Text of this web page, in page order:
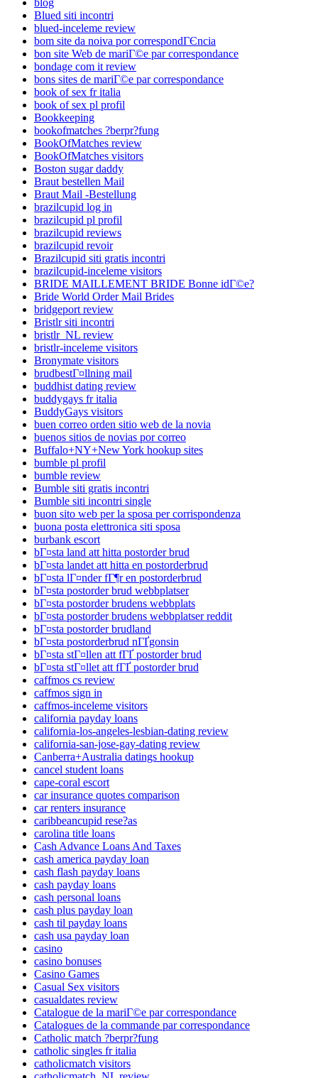
Blued siti incontri
blued-inceleme review
bom site da noiva por correspondГЄncia
bon site Web de mariГ©e par correspondance
bondage com it review
bons sites de mariГ©e par correspondance
book of sex fr italia
book of sex pl profil
Bookkeeping
bookofmatches ?berpr?fung
BookOfMatches review
BookOfMatches visitors
Boston sugar daddy
Braut bestellen Mail
Braut Mail -Bestellung
brazilcupid log in
brazilcupid pl profil
brazilcupid reviews
brazilcupid revoir
Brazilcupid siti gratis incontri
brazilcupid-inceleme visitors
BRIDE MAILLEMENT BRIDE Bonne idГ©e?
Bride World Order Mail Brides
bridgeport review
Bristlr siti incontri
bristlr_NL review
bristlr-inceleme visitors
Bronymate visitors
brudbestГ¤llning mail
buddhist dating review
buddygays fr italia
BuddyGays visitors
buen correo orden sitio web de la novia
buenos sitios de novias por correo
Buffalo+NY+New York hookup sites
bumble pl profil
bumble review
Bumble siti gratis incontri
Bumble siti incontri single
buon sito web per la sposa per corrispondenza
buona posta elettronica siti sposa
burbank escort
bГ¤sta land att hitta postorder brud
bГ¤sta landet att hitta en postorderbrud
bГ¤sta lГ¤nder fГ¶r en postorderbrud
bГ¤sta postorder brud webbplatser
bГ¤sta postorder brudens webbplats
bГ¤sta postorder brudens webbplatser reddit
bГ¤sta postorder brudland
bГ¤sta postorderbrud nГҐgonsin
bГ¤sta stГ¤llen att fГҐ postorder brud
bГ¤sta stГ¤llet att fГҐ postorder brud
caffmos cs review
caffmos sign in
caffmos-inceleme visitors
california payday loans
california-los-angeles-lesbian-dating review
california-san-jose-gay-dating review
Canberra+Australia datings hookup
cancel student loans
cape-coral escort
car insurance quotes comparison
car renters insurance
caribbeancupid rese?as
carolina title loans
Cash Advance Loans And Taxes
cash america payday loan
cash flash payday loans
cash payday loans
cash personal loans
cash plus payday loan
cash til payday loans
cash usa payday loan
casino
casino bonuses
Casino Games
Casual Sex visitors
casualdates review
Catalogue de la mariГ©e par correspondance
Catalogues de la commande par correspondance
Catholic match ?berpr?fung
catholic singles fr italia
catholicmatch visitors